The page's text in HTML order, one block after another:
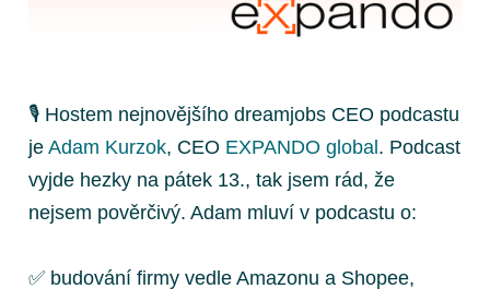
🎙 Hostem nejnovějšího dreamjobs CEO podcastu
je Adam Kurzok, CEO EXPANDO global. Podcast
vyjde hezky na pátek 13., tak jsem rád, že
nejsem pověrčivý. Adam mluví v podcastu o:
✅ budování firmy vedle Amazonu a Shopee,